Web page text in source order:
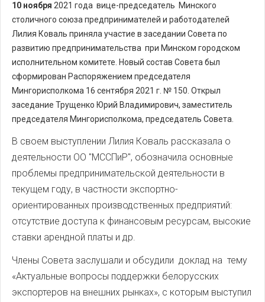
10 ноября 2021 года вице-председатель Минского
столичного союза предпринимателей и работодателей
Лилия Коваль приняла участие в заседании Совета по
развитию предпринимательства при Минском городском
исполнительном комитете. Новый состав Совета был
сформирован Распоряжением председателя
Мингорисполкома 16 сентября 2021 г. № 150. Открыл
заседание Трущенко Юрий Владимирович, заместитель
председателя Мингорисполкома, председатель Совета.
В своем выступлении Лилия Коваль рассказала о
деятельности ОО "МССПиР", обозначила основные
проблемы предпринимательской деятельности в
текущем году, в частности экспортно-
ориентированных производственных предприятий:
отсутствие доступа к финансовым ресурсам, высокие
ставки арендной платы и др.
Члены Совета заслушали и обсудили доклад на тему
«Актуальные вопросы поддержки белорусских
экспортеров на внешних рынках», с которым выступил